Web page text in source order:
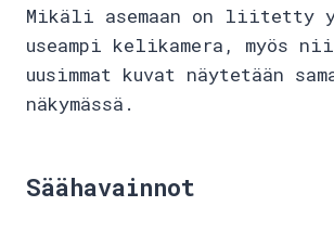
Mikäli asemaan on liitetty
useampi kelikamera, myös
uusimmat kuvat näytetään
näkymässä.
Säähavainnot